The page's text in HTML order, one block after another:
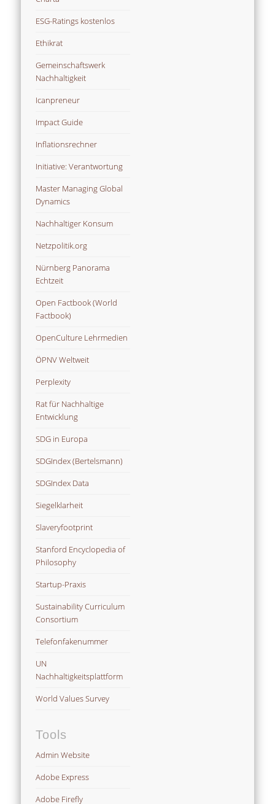
ESG-Ratings kostenlos
Ethikrat
Gemeinschaftswerk
Nachhaltigkeit
Icanpreneur
Impact Guide
Inflationsrechner
Initiative: Verantwortung
Master Managing Global
Dynamics
Nachhaltiger Konsum
Netzpolitik.org
Nürnberg Panorama
Echtzeit
Open Factbook (World
Factbook)
OpenCulture Lehrmedien
ÖPNV Weltweit
Perplexity
Rat für Nachhaltige
Entwicklung
SDG in Europa
SDGIndex (Bertelsmann)
SDGIndex Data
Siegelklarheit
Slaveryfootprint
Stanford Encyclopedia of
Philosophy
Startup-Praxis
Sustainability Curriculum
Consortium
Telefonfakenummer
UN
Nachhaltigkeitsplattform
World Values Survey
Tools
Admin Website
Adobe Express
Adobe Firefly